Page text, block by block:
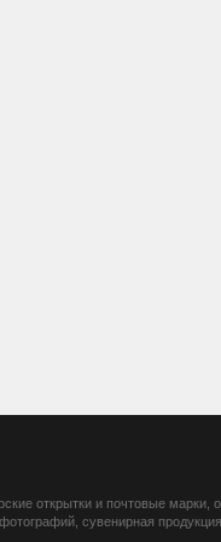
открытки и почтовые марки,
сувенирная